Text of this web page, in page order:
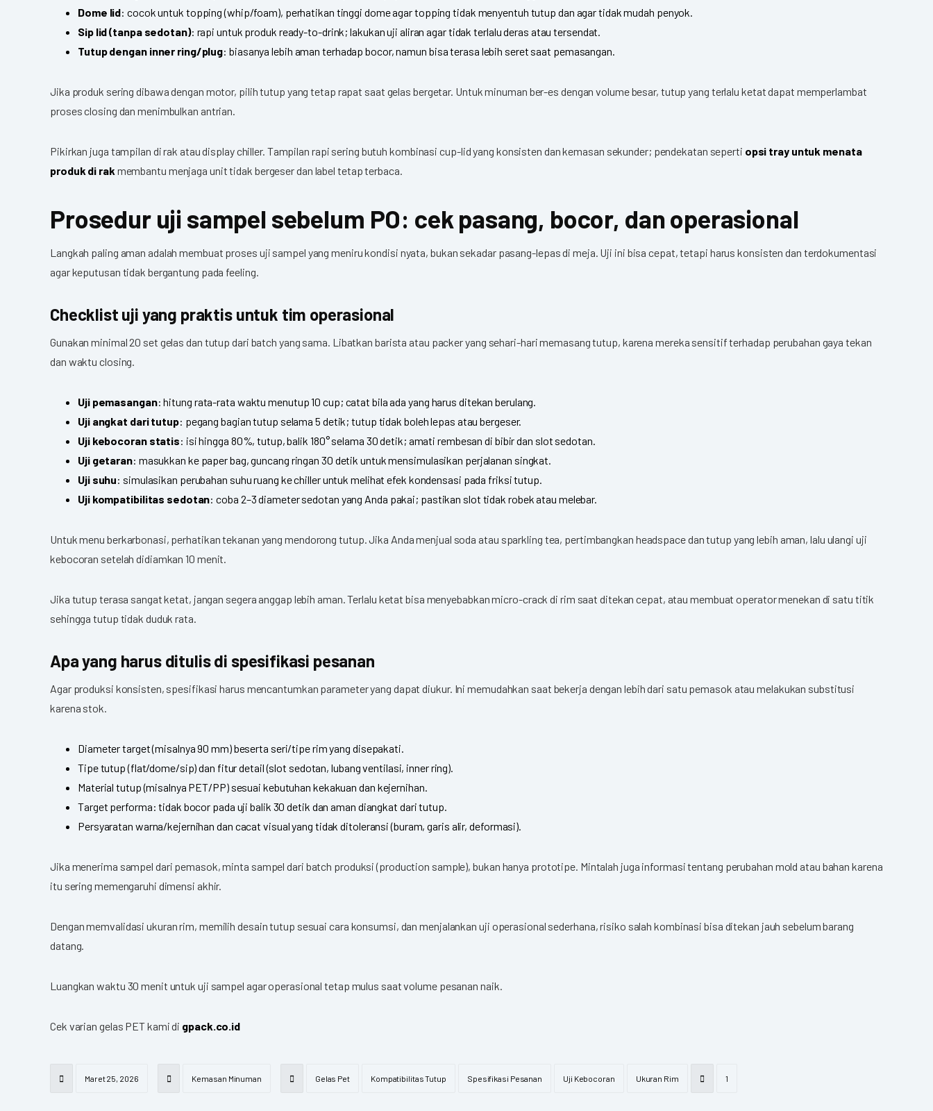
Dome lid: cocok untuk topping (whip/foam), perhatikan tinggi dome agar topping tidak menyentuh tutup dan agar tidak mudah penyok.
Sip lid (tanpa sedotan): rapi untuk produk ready-to-drink; lakukan uji aliran agar tidak terlalu deras atau tersendat.
Tutup dengan inner ring/plug: biasanya lebih aman terhadap bocor, namun bisa terasa lebih seret saat pemasangan.
Jika produk sering dibawa dengan motor, pilih tutup yang tetap rapat saat gelas bergetar. Untuk minuman ber-es dengan volume besar, tutup yang terlalu ketat dapat memperlambat
proses closing dan menimbulkan antrian.
Pikirkan juga tampilan di rak atau display chiller. Tampilan rapi sering butuh kombinasi cup-lid yang konsisten dan kemasan sekunder; pendekatan seperti opsi tray untuk menata
produk di rak membantu menjaga unit tidak bergeser dan label tetap terbaca.
Prosedur uji sampel sebelum PO: cek pasang, bocor, dan operasional
Langkah paling aman adalah membuat proses uji sampel yang meniru kondisi nyata, bukan sekadar pasang-lepas di meja. Uji ini bisa cepat, tetapi harus konsisten dan terdokumentasi
agar keputusan tidak bergantung pada feeling.
Checklist uji yang praktis untuk tim operasional
Gunakan minimal 20 set gelas dan tutup dari batch yang sama. Libatkan barista atau packer yang sehari-hari memasang tutup, karena mereka sensitif terhadap perubahan gaya tekan
dan waktu closing.
Uji pemasangan: hitung rata-rata waktu menutup 10 cup; catat bila ada yang harus ditekan berulang.
Uji angkat dari tutup: pegang bagian tutup selama 5 detik; tutup tidak boleh lepas atau bergeser.
Uji kebocoran statis: isi hingga 80%, tutup, balik 180° selama 30 detik; amati rembesan di bibir dan slot sedotan.
Uji getaran: masukkan ke paper bag, guncang ringan 30 detik untuk mensimulasikan perjalanan singkat.
Uji suhu: simulasikan perubahan suhu ruang ke chiller untuk melihat efek kondensasi pada friksi tutup.
Uji kompatibilitas sedotan: coba 2–3 diameter sedotan yang Anda pakai; pastikan slot tidak robek atau melebar.
Untuk menu berkarbonasi, perhatikan tekanan yang mendorong tutup. Jika Anda menjual soda atau sparkling tea, pertimbangkan headspace dan tutup yang lebih aman, lalu ulangi uji
kebocoran setelah didiamkan 10 menit.
Jika tutup terasa sangat ketat, jangan segera anggap lebih aman. Terlalu ketat bisa menyebabkan micro-crack di rim saat ditekan cepat, atau membuat operator menekan di satu titik
sehingga tutup tidak duduk rata.
Apa yang harus ditulis di spesifikasi pesanan
Agar produksi konsisten, spesifikasi harus mencantumkan parameter yang dapat diukur. Ini memudahkan saat bekerja dengan lebih dari satu pemasok atau melakukan substitusi
karena stok.
Diameter target (misalnya 90 mm) beserta seri/tipe rim yang disepakati.
Tipe tutup (flat/dome/sip) dan fitur detail (slot sedotan, lubang ventilasi, inner ring).
Material tutup (misalnya PET/PP) sesuai kebutuhan kekakuan dan kejernihan.
Target performa: tidak bocor pada uji balik 30 detik dan aman diangkat dari tutup.
Persyaratan warna/kejernihan dan cacat visual yang tidak ditoleransi (buram, garis alir, deformasi).
Jika menerima sampel dari pemasok, minta sampel dari batch produksi (production sample), bukan hanya prototipe. Mintalah juga informasi tentang perubahan mold atau bahan karena
itu sering memengaruhi dimensi akhir.
Dengan memvalidasi ukuran rim, memilih desain tutup sesuai cara konsumsi, dan menjalankan uji operasional sederhana, risiko salah kombinasi bisa ditekan jauh sebelum barang
datang.
Luangkan waktu 30 menit untuk uji sampel agar operasional tetap mulus saat volume pesanan naik.
Cek varian gelas PET kami di gpack.co.id
Maret 25, 2026 Kemasan Minuman Gelas Pet Kompatibilitas Tutup Spesifikasi Pesanan Uji Kebocoran Ukuran Rim 1